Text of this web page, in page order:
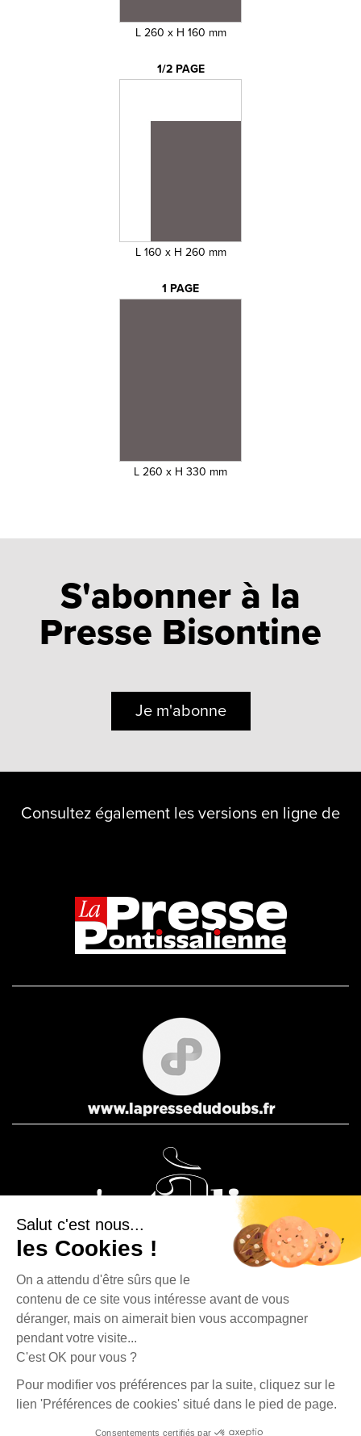
Salut c'est nous...
les Cookies !
On a attendu d'être sûrs que le
contenu de ce site vous intéresse avant de vous
déranger, mais on aimerait bien vous accompagner
pendant votre visite...
C'est OK pour vous ?
Pour modifier vos préférences par la suite, cliquez sur le
lien 'Préférences de cookies' situé dans le pied de page.
Consentements certifiés par
L 260 x H 160 mm
1/2 PAGE
L 160 x H 260 mm
1 PAGE
L 260 x H 330 mm
S'abonner à la
Presse Bisontine
Je m'abonne
Consultez également les versions en ligne de
La Presse Bisontine, La Presse Pontissalienne et Le journal
C’est à dire sont des éditions du Groupe Publipresse.
La Presse Bisontine - 4, rue Fontaine l'Épine - 25500 Morteau | Tél. : 03 81 67 90 80 |
contact@publipresse.fr
Propriété du journal La Presse Bisontine | Mentions légales |Données personnelles